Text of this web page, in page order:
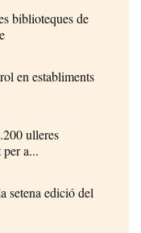
biblioteques de
en establiments
ulleres
per a...
setena edició del